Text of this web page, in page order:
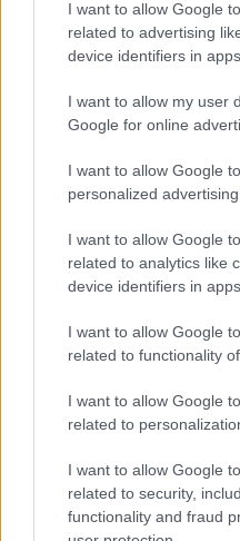
I want to allow Google
related to advertising
device identifiers in apps.
I want to allow my user
Google for online
I want to allow Google
personalized advertising.
I want to allow Google
related to analytics like
device identifiers in apps.
I want to allow Google
related to functionality
I want to allow Google
related to
I want to allow Google
related to security,
functionality and fraud
Ennek a 3
Energiatakarékosság a
fogvatartottak